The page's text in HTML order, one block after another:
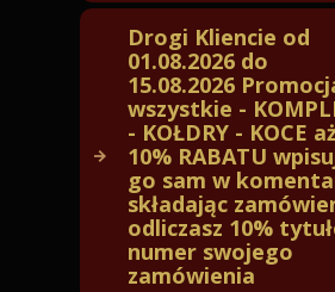
Drogi Kliencie od
01.08.2026 do
15.08.2026
wszystkie -
- KOŁDRY - KOCE
10% RABATU
go sam w
składając
odliczasz 10%
numer swojego
zamówienia